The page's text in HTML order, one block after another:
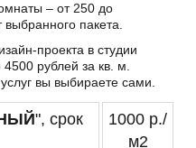
– от 250 до
выбранного пакета.
проекта в студии
рублей за кв. м.
вы выбираете сами.
", срок
1000 р./
м2